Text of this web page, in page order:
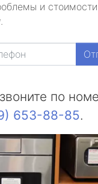
и
по
653-88-85.